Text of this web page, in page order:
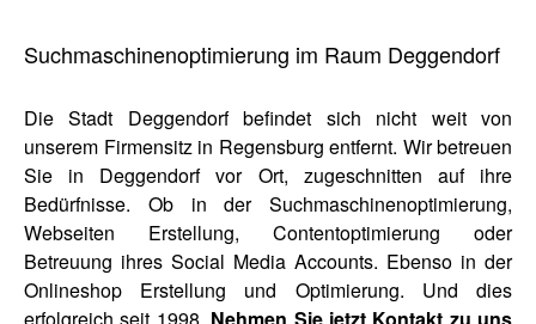
Suchmaschinenoptimierung im Raum Deggendorf
Die Stadt Deggendorf befindet sich nicht weit von
unserem Firmensitz in Regensburg entfernt. Wir betreuen
Sie in Deggendorf vor Ort, zugeschnitten auf ihre
Bedürfnisse. Ob in der Suchmaschinenoptimierung,
Webseiten Erstellung, Contentoptimierung oder
Betreuung ihres Social Media Accounts. Ebenso in der
Onlineshop Erstellung und Optimierung. Und dies